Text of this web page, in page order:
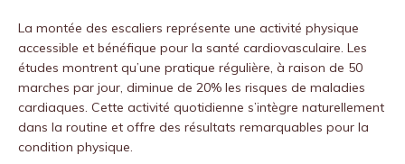
La montée des escaliers représente une activité physique
accessible et bénéfique pour la santé cardiovasculaire. Les
études montrent qu’une pratique régulière, à raison de 50
marches par jour, diminue de 20% les risques de maladies
cardiaques. Cette activité quotidienne s’intègre naturellement
dans la routine et offre des résultats remarquables pour la
condition physique.